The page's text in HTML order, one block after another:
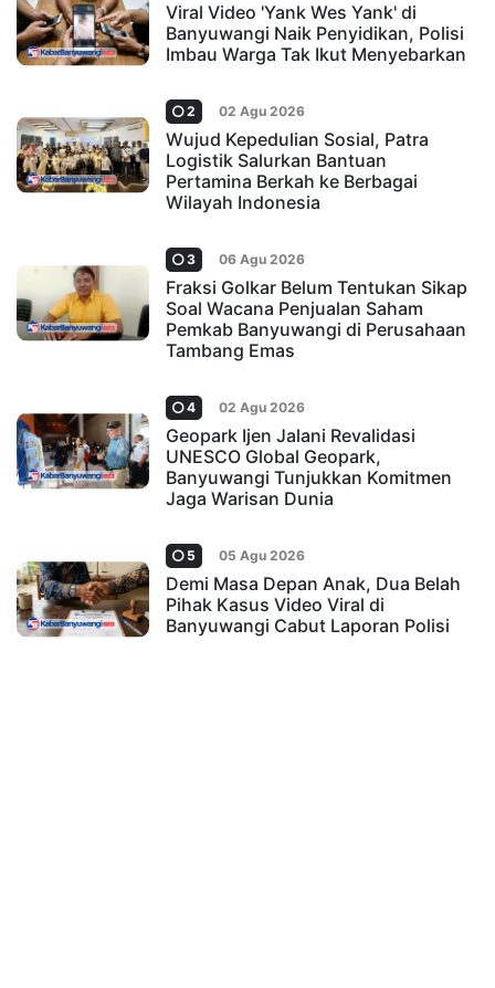
Viral Video 'Yank Wes Yank' di
Banyuwangi Naik Penyidikan, Polisi
Imbau Warga Tak Ikut Menyebarkan
2 02 Agu 2026
Wujud Kepedulian Sosial, Patra
Logistik Salurkan Bantuan
Pertamina Berkah ke Berbagai
Wilayah Indonesia
3 06 Agu 2026
Fraksi Golkar Belum Tentukan Sikap
Soal Wacana Penjualan Saham
Pemkab Banyuwangi di Perusahaan
Tambang Emas
4 02 Agu 2026
Geopark Ijen Jalani Revalidasi
UNESCO Global Geopark,
Banyuwangi Tunjukkan Komitmen
Jaga Warisan Dunia
5 05 Agu 2026
Demi Masa Depan Anak, Dua Belah
Pihak Kasus Video Viral di
Banyuwangi Cabut Laporan Polisi